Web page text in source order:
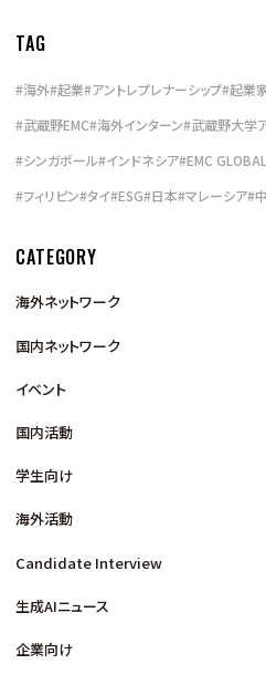
TAG
#海外#起業#アントレプレナーシップ#起業
#武蔵野EMC#海外インターン#武蔵野大学
#シンガポール#インドネシア#EMC
#フィリピン#タイ#ESG#日本#マレーシア#
CATEGORY
海外ネットワーク
国内ネットワーク
イベント
国内活動
学生向け
海外活動
Candidate Interview
生成AIニュース
企業向け